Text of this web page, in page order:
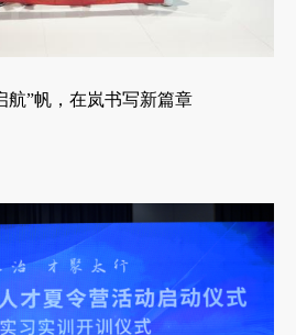
航”帆，在岚书写新篇章